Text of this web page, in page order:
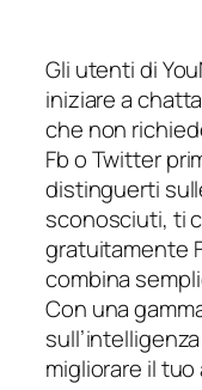
Gli utenti di
iniziare a
che non
Fb o Twitter
distinguerti
sconosciuti, ti
gratuitamente
combina
Con una
migliorare il